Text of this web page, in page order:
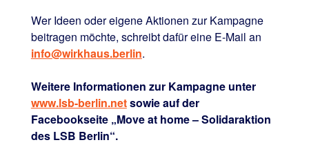
Wer Ideen oder eigene Aktionen zur Kampagne
beitragen möchte, schreibt dafür eine E-Mail an
info@wirkhaus.berlin.
Weitere Informationen zur Kampagne unter
www.lsb-berlin.netsowie auf der
Facebookseite „Move at home – Solidaraktion
des LSB Berlin“.